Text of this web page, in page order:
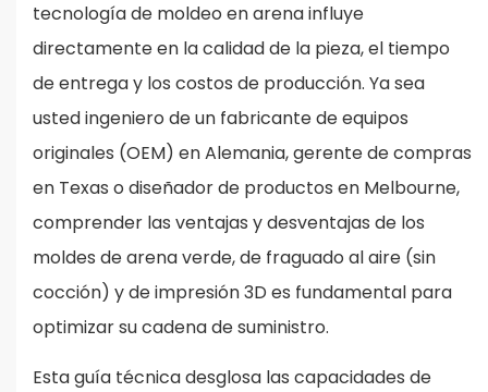
tecnología de moldeo en arena influye
directamente en la calidad de la pieza, el tiempo
de entrega y los costos de producción. Ya sea
usted ingeniero de un fabricante de equipos
originales (OEM) en Alemania, gerente de compras
en Texas o diseñador de productos en Melbourne,
comprender las ventajas y desventajas de los
moldes de arena verde, de fraguado al aire (sin
cocción) y de impresión 3D es fundamental para
optimizar su cadena de suministro.
Esta guía técnica desglosa las capacidades de